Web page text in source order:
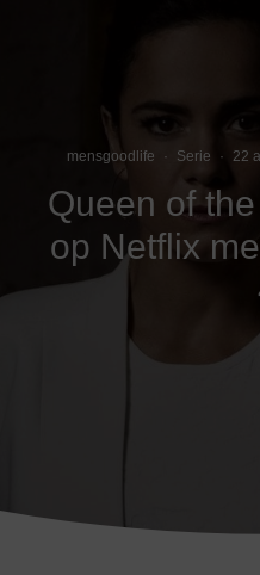
mensgoodlife · Serie · 22
Queen of
op Netflix